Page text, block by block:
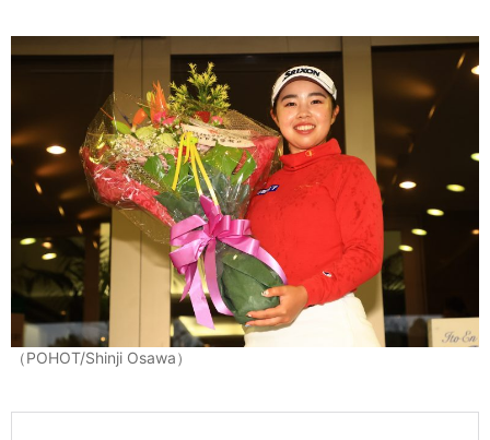
（POHOT/Shinji Osawa）